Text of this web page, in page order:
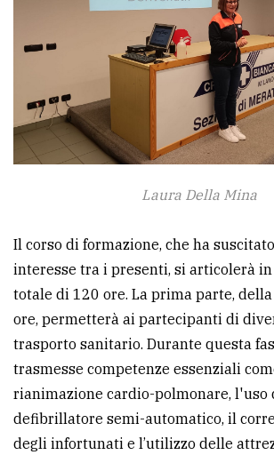
Laura Della Mina
Il corso di formazione, che ha
interesse tra i presenti, si articolerà
totale di 120 ore. La prima parte,
ore, permetterà ai partecipanti di
trasporto sanitario. Durante questa
trasmesse competenze essenziali
rianimazione cardio-polmonare, l'uso
defibrillatore semi-automatico, il
degli infortunati e l’utilizzo delle